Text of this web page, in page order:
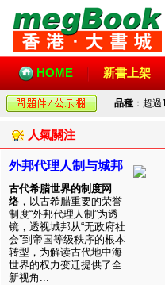
HOME 新書上架
品種 ：超
人氣關注
外邦代理人制与城邦
古代希腊世界的制度网
络 ，以古希腊重要的荣誉
制度“外邦代理人制”为透
镜，透视城邦从“无政府社
会”到帝国等级秩序的根本
转型，为解读古代地中海
世界的权力变迁提供了全
新视角...